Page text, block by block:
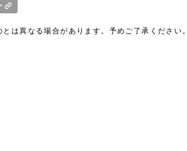
は異なる場合があります。予めご了承ください。